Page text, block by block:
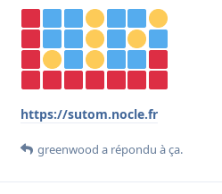
https://sutom.nocle.fr
greenwood a répondu à ça.